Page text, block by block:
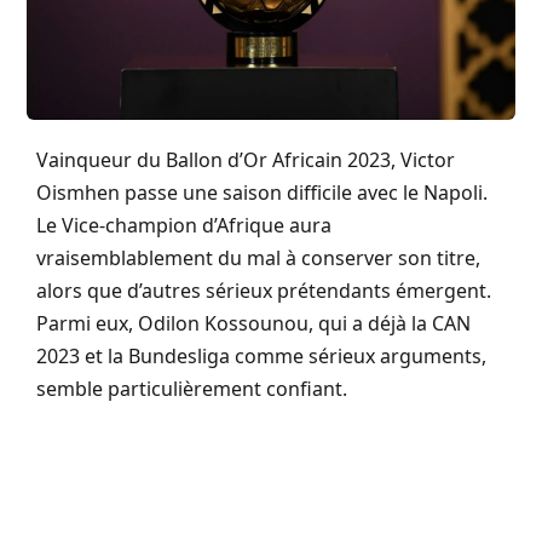
Vainqueur du Ballon d’Or Africain 2023, Victor
Oismhen passe une saison difficile avec le Napoli.
Le Vice-champion d’Afrique aura
vraisemblablement du mal à conserver son titre,
alors que d’autres sérieux prétendants émergent.
Parmi eux, Odilon Kossounou, qui a déjà la CAN
2023 et la Bundesliga comme sérieux arguments,
semble particulièrement confiant.